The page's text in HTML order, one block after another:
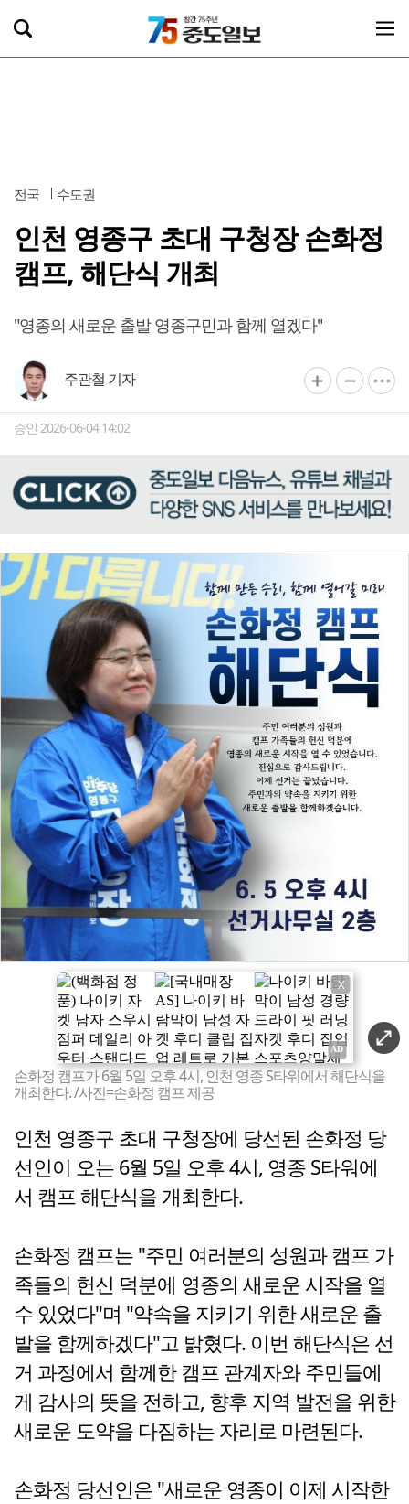
전국 수도권
인천 영종구 초대 구청장 손화정
캠프, 해단식 개최
"영종의 새로운 출발 영종구민과 함께 열겠다"
주관철 기자
승인 2026-06-04 14:02
X
손화정 캠프가 6월 5일 오후 4시, 인천 영종 S타워에서 해단식을
개최한다. /사진=손화정 캠프 제공
인천 영종구 초대 구청장에 당선된 손화정 당
선인이 오는 6월 5일 오후 4시, 영종 S타워에
서 캠프 해단식을 개최한다.
손화정 캠프는 "주민 여러분의 성원과 캠프 가
족들의 헌신 덕분에 영종의 새로운 시작을 열
수 있었다"며 "약속을 지키기 위한 새로운 출
발을 함께하겠다"고 밝혔다. 이번 해단식은 선
거 과정에서 함께한 캠프 관계자와 주민들에
게 감사의 뜻을 전하고, 향후 지역 발전을 위한
새로운 도약을 다짐하는 자리로 마련된다.
손화정 당선인은 "새로운 영종이 이제 시작한